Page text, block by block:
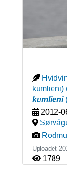
kumlieni)
kumlieni(
2012-
Uploadet
1789